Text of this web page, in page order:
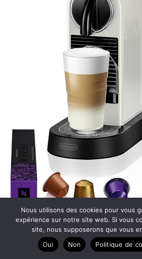
Test De’Longhi Nespresso Citiz & Milk
machine à café polyvalente 19 bars
Nous utilisons des cookies pour vous
expérience sur notre site web. Si vous
site, nous supposerons que vous
Oui
Non Politique de